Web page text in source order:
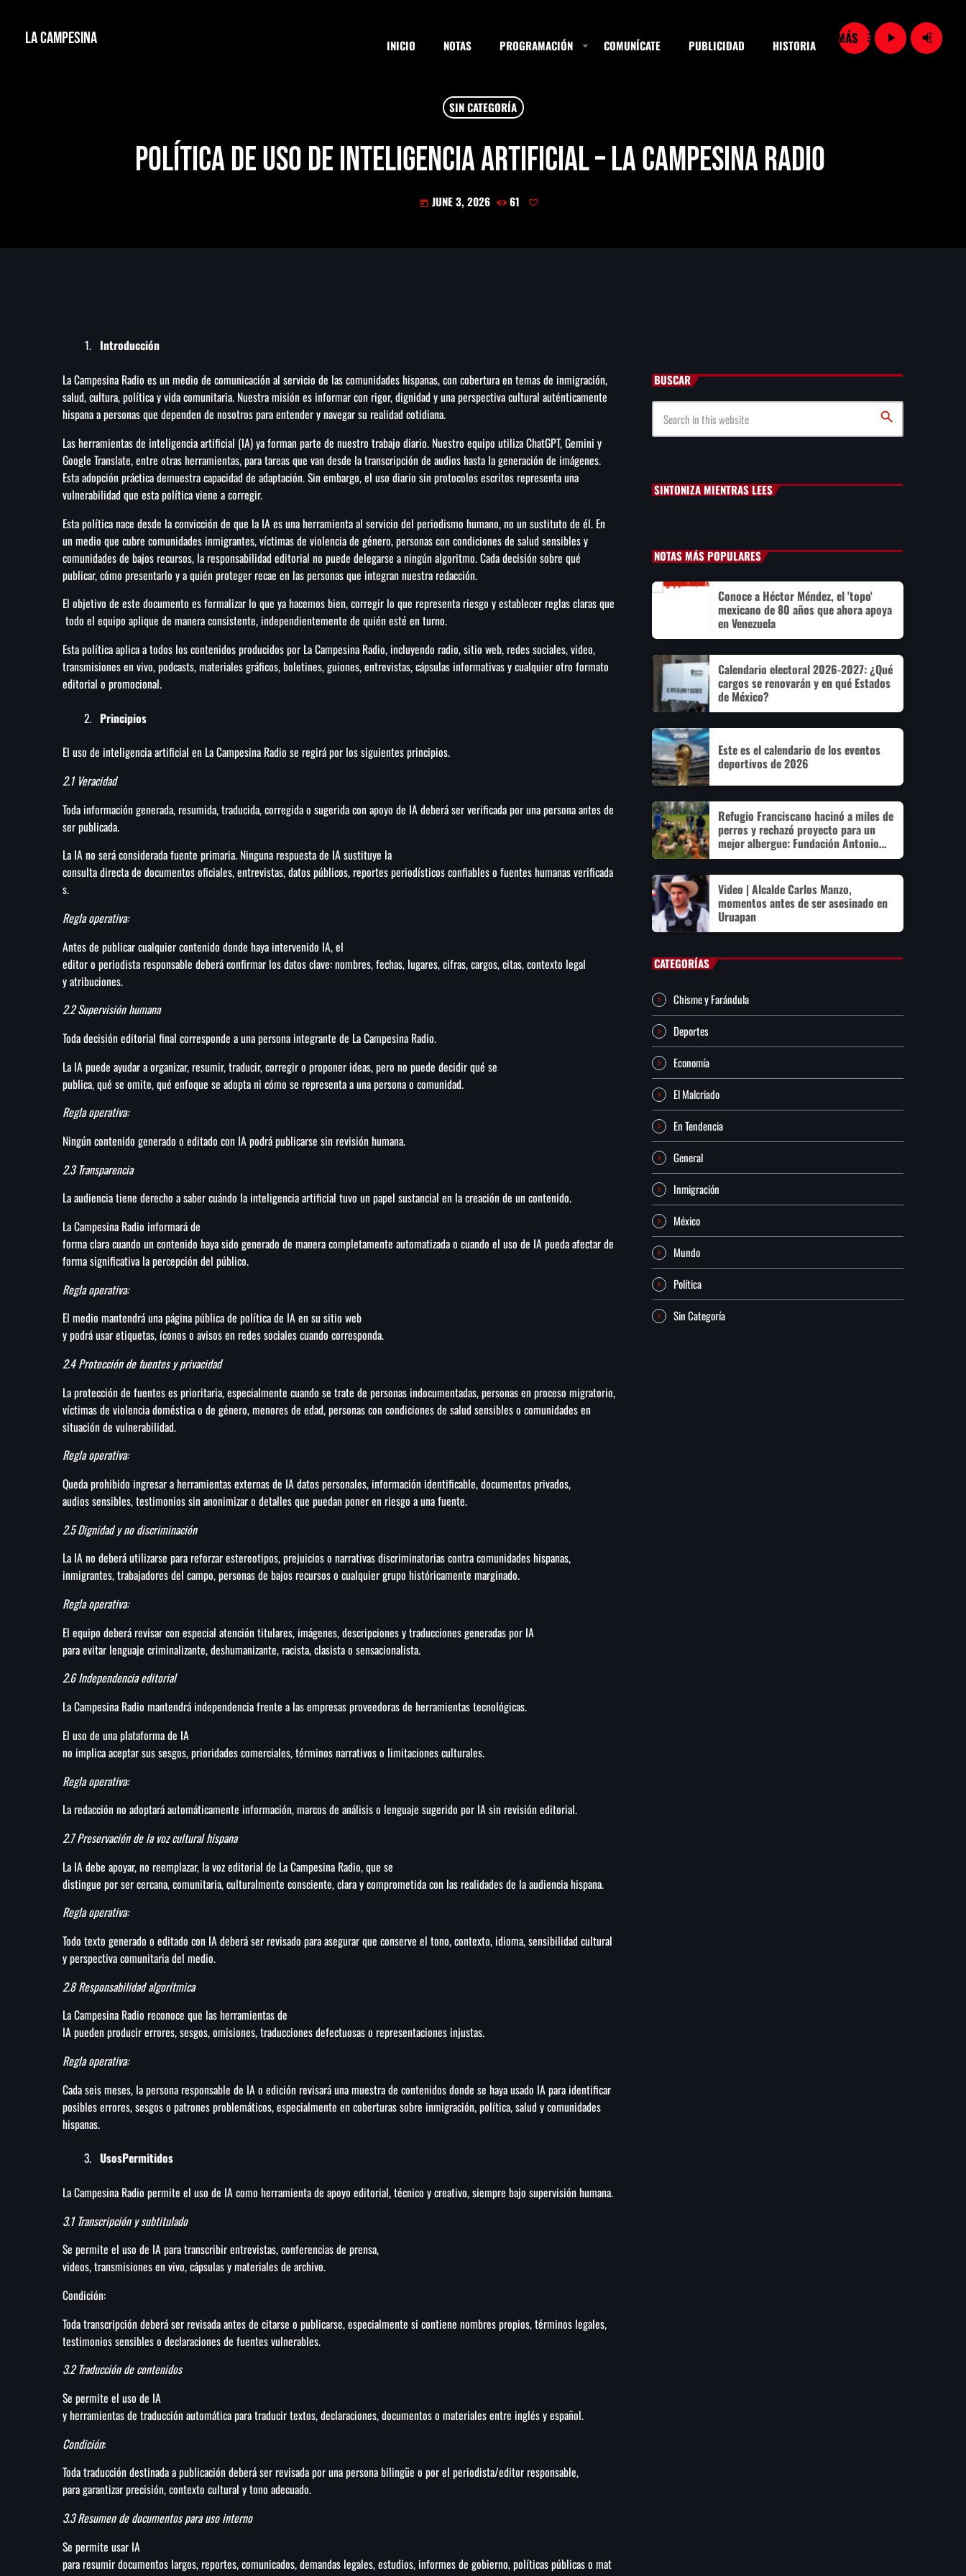
La Campesina INICIO NOTAS PROGRAMACIÓN COMUNÍCATE PUBLICIDAD HISTORIA menu play_arrow volume_up
Senado allana el nombramiento de Todd Blanche como
fiscal general de EE.UU.
SIN CATEGORÍA
Política de Uso de Inteligencia Artificial – La Campesina Radio
today JUNE 3, 2026 61
Introducción
La Campesina Radio es un medio de comunicación al servicio de las comunidades hispanas, con cobertura en temas de inmigración,
salud, cultura, política y vida comunitaria. Nuestra misión es informar con rigor, dignidad y una perspectiva cultural auténticamente
hispana a personas que dependen de nosotros para entender y navegar su realidad cotidiana.
Las herramientas de inteligencia artificial (IA) ya forman parte de nuestro trabajo diario. Nuestro equipo utiliza ChatGPT, Gemini y
Google Translate, entre otras herramientas, para tareas que van desde la transcripción de audios hasta la generación de imágenes.
Esta adopción práctica demuestra capacidad de adaptación. Sin embargo, el uso diario sin protocolos escritos representa una
vulnerabilidad que esta política viene a corregir.
Esta política nace desde la convicción de que la IA es una herramienta al servicio del periodismo humano, no un sustituto de él. En
un medio que cubre comunidades inmigrantes, víctimas de violencia de género, personas con condiciones de salud sensibles y
comunidades de bajos recursos, la responsabilidad editorial no puede delegarse a ningún algoritmo. Cada decisión sobre qué
publicar, cómo presentarlo y a quién proteger recae en las personas que integran nuestra redacción.
El objetivo de este documento es formalizar lo que ya hacemos bien, corregir lo que representa riesgo y establecer reglas claras que
todo el equipo aplique de manera consistente, independientemente de quién esté en turno.
Esta política aplica a todos los contenidos producidos por La Campesina Radio, incluyendo radio, sitio web, redes sociales, video,
transmisiones en vivo, podcasts, materiales gráficos, boletines, guiones, entrevistas, cápsulas informativas y cualquier otro formato
editorial o promocional.
Principios
El uso de inteligencia artificial en La Campesina Radio se regirá por los siguientes principios.
2.1 Veracidad
Toda información generada, resumida, traducida, corregida o sugerida con apoyo de IA deberá ser verificada por una persona antes de
ser publicada.
La IA no será considerada fuente primaria. Ninguna respuesta de IA sustituye la
consulta directa de documentos oficiales, entrevistas, datos públicos, reportes periodísticos confiables o fuentes humanas verificada
s.
Regla operativa:
Antes de publicar cualquier contenido donde haya intervenido IA, el
editor o periodista responsable deberá confirmar los datos clave: nombres, fechas, lugares, cifras, cargos, citas, contexto legal
y atribuciones.
2.2 Supervisión humana
Toda decisión editorial final corresponde a una persona integrante de La Campesina Radio.
La IA puede ayudar a organizar, resumir, traducir, corregir o proponer ideas, pero no puede decidir qué se
publica, qué se omite, qué enfoque se adopta ni cómo se representa a una persona o comunidad.
Regla operativa:
Ningún contenido generado o editado con IA podrá publicarse sin revisión humana.
2.3 Transparencia
La audiencia tiene derecho a saber cuándo la inteligencia artificial tuvo un papel sustancial en la creación de un contenido.
La Campesina Radio informará de
forma clara cuando un contenido haya sido generado de manera completamente automatizada o cuando el uso de IA pueda afectar de
forma significativa la percepción del público.
Regla operativa:
El medio mantendrá una página pública de política de IA en su sitio web
y podrá usar etiquetas, íconos o avisos en redes sociales cuando corresponda.
2.4 Protección de fuentes y privacidad
La protección de fuentes es prioritaria, especialmente cuando se trate de personas indocumentadas, personas en proceso migratorio,
víctimas de violencia doméstica o de género, menores de edad, personas con condiciones de salud sensibles o comunidades en
situación de vulnerabilidad.
Regla operativa:
Queda prohibido ingresar a herramientas externas de IA datos personales, información identificable, documentos privados,
audios sensibles, testimonios sin anonimizar o detalles que puedan poner en riesgo a una fuente.
2.5 Dignidad y no discriminación
La IA no deberá utilizarse para reforzar estereotipos, prejuicios o narrativas discriminatorias contra comunidades hispanas,
inmigrantes, trabajadores del campo, personas de bajos recursos o cualquier grupo históricamente marginado.
Regla operativa:
El equipo deberá revisar con especial atención titulares, imágenes, descripciones y traducciones generadas por IA
para evitar lenguaje criminalizante, deshumanizante, racista, clasista o sensacionalista.
2.6 Independencia editorial
La Campesina Radio mantendrá independencia frente a las empresas proveedoras de herramientas tecnológicas.
El uso de una plataforma de IA
no implica aceptar sus sesgos, prioridades comerciales, términos narrativos o limitaciones culturales.
Regla operativa:
La redacción no adoptará automáticamente información, marcos de análisis o lenguaje sugerido por IA sin revisión editorial.
2.7 Preservación de la voz cultural hispana
La IA debe apoyar, no reemplazar, la voz editorial de La Campesina Radio, que se
distingue por ser cercana, comunitaria, culturalmente consciente, clara y comprometida con las realidades de la audiencia hispana.
Regla operativa:
Todo texto generado o editado con IA deberá ser revisado para asegurar que conserve el tono, contexto, idioma, sensibilidad cultural
y perspectiva comunitaria del medio.
2.8 Responsabilidad algorítmica
La Campesina Radio reconoce que las herramientas de
IA pueden producir errores, sesgos, omisiones, traducciones defectuosas o representaciones injustas.
Regla operativa:
Cada seis meses, la persona responsable de IA o edición revisará una muestra de contenidos donde se haya usado IA para identificar
posibles errores, sesgos o patrones problemáticos, especialmente en coberturas sobre inmigración, política, salud y comunidades
hispanas.
UsosPermitidos
La Campesina Radio permite el uso de IA como herramienta de apoyo editorial, técnico y creativo, siempre bajo supervisión humana.
3.1 Transcripción y subtitulado
Se permite el uso de IA para transcribir entrevistas, conferencias de prensa,
videos, transmisiones en vivo, cápsulas y materiales de archivo.
Condición:
Toda transcripción deberá ser revisada antes de citarse o publicarse, especialmente si contiene nombres propios, términos legales,
testimonios sensibles o declaraciones de fuentes vulnerables.
3.2 Traducción de contenidos
Se permite el uso de IA
y herramientas de traducción automática para traducir textos, declaraciones, documentos o materiales entre inglés y español.
Condición:
Toda traducción destinada a publicación deberá ser revisada por una persona bilingüe o por el periodista/editor responsable,
para garantizar precisión, contexto cultural y tono adecuado.
3.3 Resumen de documentos para uso interno
Se permite usar IA
para resumir documentos largos, reportes, comunicados, demandas legales, estudios, informes de gobierno, políticas públicas o mat
BUSCAR
search
SINTONIZA MIENTRAS LEES
NOTAS MÁS POPULARES
Conoce a Héctor Méndez, el 'topo'
mexicano de 80 años que ahora apoya
en Venezuela
Calendario electoral 2026-2027: ¿Qué
cargos se renovarán y en qué Estados
de México?
Este es el calendario de los eventos
deportivos de 2026
Refugio Franciscano hacinó a miles de
perros y rechazó proyecto para un
mejor albergue: Fundación Antonio
Hagenbeck
Video | Alcalde Carlos Manzo,
momentos antes de ser asesinado en
Uruapan
CATEGORÍAS
Chisme y Farándula
Deportes
Economía
El Malcriado
En Tendencia
General
Inmigración
México
Mundo
Política
Sin Categoría